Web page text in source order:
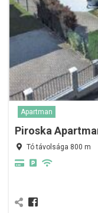
Apartman
Piroska
Tó távolsága 800 m